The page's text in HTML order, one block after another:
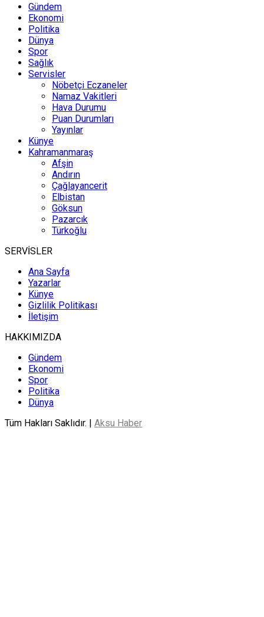
Gündem
Ekonomi
Politika
Dünya
Spor
Sağlık
Servisler
Nöbetçi Eczaneler
Namaz Vakitleri
Hava Durumu
Puan Durumları
Yayınlar
Künye
Kahramanmaraş
Afşin
Andırın
Çağlayancerit
Elbistan
Göksun
Pazarcık
Türkoğlu
SERVİSLER
Ana Sayfa
Yazarlar
Künye
Gizlilik Politikası
İletişim
HAKKIMIZDA
Gündem
Ekonomi
Spor
Politika
Dünya
Tüm Hakları Saklıdır. | Aksu Haber